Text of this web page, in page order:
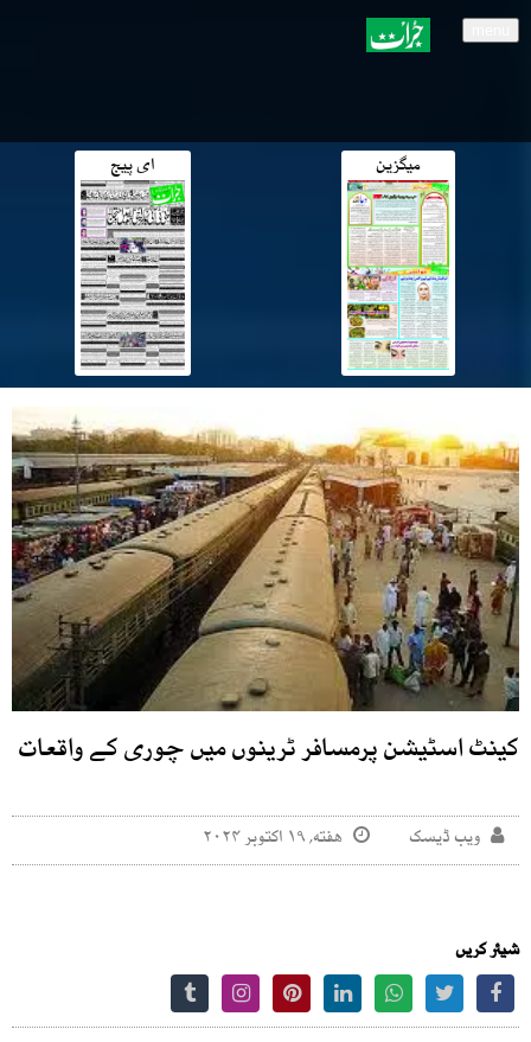
میگزین ای پیج
کینٹ اسٹیشن پرمسافر ٹرینوں میں چوری کے واقعات
ویب ڈیسک هفته, ۱۹ اکتوبر ۲۰۲۴
شیئر کریں